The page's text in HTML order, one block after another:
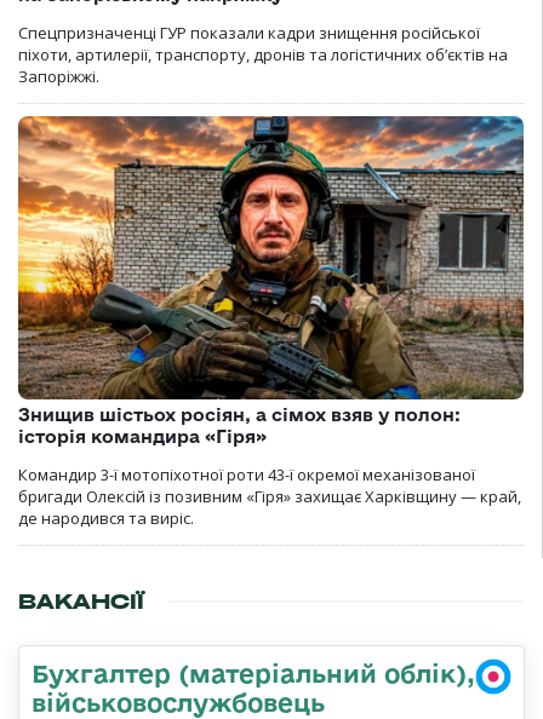
Спецпризначенці ГУР показали кадри знищення російської
піхоти, артилерії, транспорту, дронів та логістичних об’єктів на
Запоріжжі.
Знищив шістьох росіян, а сімох взяв у полон:
історія командира «Гіря»
Командир 3-ї мотопіхотної роти 43-ї окремої механізованої
бригади Олексій із позивним «Гіря» захищає Харківщину — край,
де народився та виріс.
ВАКАНСІЇ
Бухгалтер (матеріальний облік),
військовослужбовець